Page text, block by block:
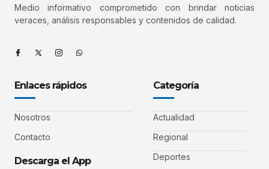
Medio informativo comprometido con brindar noticias
veraces, análisis responsables y contenidos de calidad.
Enlaces rápidos
Nosotros
Contacto
Descarga el App
Categoría
Actualidad
Regional
Deportes